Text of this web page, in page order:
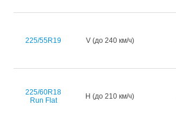
225/55R19 V (до 240 км/ч)
225/60R18
Run Flat
H (до 210 км/ч)